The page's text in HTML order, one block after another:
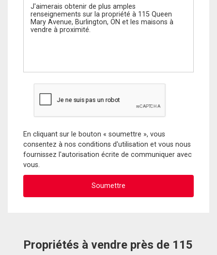
En cliquant sur le bouton « soumettre », vous
consentez à nos conditions d'utilisation et vous nous
fournissez l'autorisation écrite de communiquer avec
vous.
Propriétés à vendre près de 115